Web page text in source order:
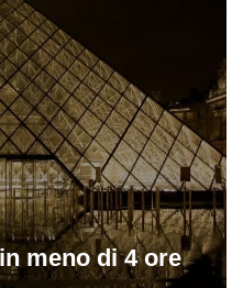
meno di 4 ore